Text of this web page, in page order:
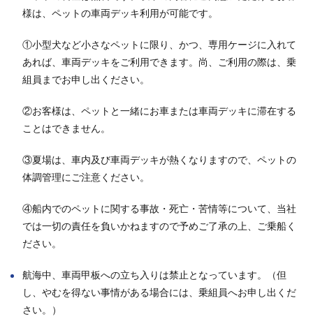
様は、ペットの車両デッキ利用が可能です。
①小型犬など小さなペットに限り、かつ、専用ケージに入れて
あれば、車両デッキをご利用できます。尚、ご利用の際は、乗
組員までお申し出ください。
②お客様は、ペットと一緒にお車または車両デッキに滞在する
ことはできません。
③夏場は、車内及び車両デッキが熱くなりますので、ペットの
体調管理にご注意ください。
④船内でのペットに関する事故・死亡・苦情等について、当社
では一切の責任を負いかねますので予めご了承の上、ご乗船く
ださい。
航海中、車両甲板への立ち入りは禁止となっています。（但
し、やむを得ない事情がある場合には、乗組員へお申し出くだ
さい。）